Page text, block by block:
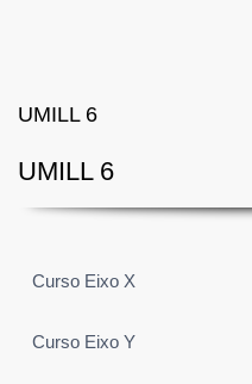
UMILL 6
UMILL 6
Curso Eixo X
Curso Eixo Y